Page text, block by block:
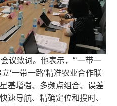
议致词。他表示，“‘一带一
‘一带一路’精准农业合作联
基增强、多频点组合、误差
速导航、精确定位和授时、